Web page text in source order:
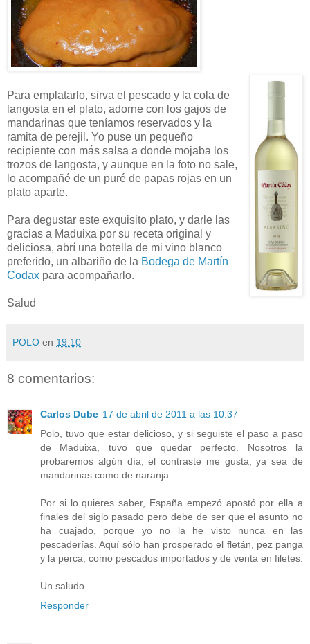
Para emplatarlo, sirva el pescado y la cola de
langosta en el plato, adorne con los gajos de
mandarinas que teníamos reservados y la
ramita de perejil. Yo puse un pequeño
recipiente con más salsa a donde mojaba los
trozos de langosta, y aunque en la foto no sale,
lo acompañé de un puré de papas rojas en un
plato aparte.
Para degustar este exquisito plato, y darle las
gracias a Maduixa por su receta original y
deliciosa, abrí una botella de mi vino blanco
preferido, un albariño de la Bodega de Martín
Codax para acompañarlo.
Salud
POLO en 19:10
8 comentarios:
Carlos Dube 17 de abril de 2011 a las 10:37
Polo, tuvo que estar delicioso, y si seguiste el paso a paso
de Maduixa, tuvo que quedar perfecto. Nosotros la
probaremos algún día, el contraste me gusta, ya sea de
mandarinas como de naranja.
Por si lo quieres saber, España empezó apostó por ella a
finales del siglo pasado pero debe de ser que el asunto no
ha cuajado, porque yo no la he visto nunca en las
pescaderías. Aquí sólo han prosperado el fletán, pez panga
y la perca, como pescados importados y de venta en filetes.
Un saludo.
Responder